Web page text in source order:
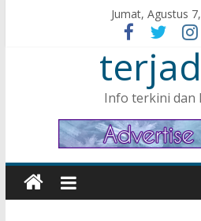
Jumat, Agustus
Info terkini dan